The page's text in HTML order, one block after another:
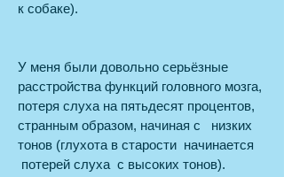
к собаке).
У меня были довольно серьёзные
расстройства функций головного мозга,
потеря слуха на пятьдесят процентов,
странным образом, начиная с низких
тонов (глухота в старости начинается
потерей слуха с высоких тонов).